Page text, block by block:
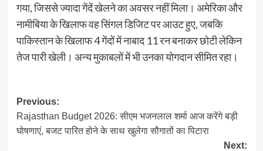
गया, जिससे ज्यादा गेंदें खेलने का अवसर नहीं मिला। अमेरिका और
नामीबिया के खिलाफ वह सिंगल डिजिट पर आउट हुए, जबकि
पाकिस्तान के खिलाफ 4 गेंदों में नाबाद 11 रन बनाकर छोटी लेकिन
तेज पारी खेली। अन्य मुकाबलों में भी उनका योगदान सीमित रहा।
Post
navigation
Previous:
Rajasthan Budget 2026: सीएम भजनलाल शर्मा आज करेंगे बड़ी
घोषणाएं, बजट पारित होने के साथ खुलेगा सौगातों का पिटारा
Next: